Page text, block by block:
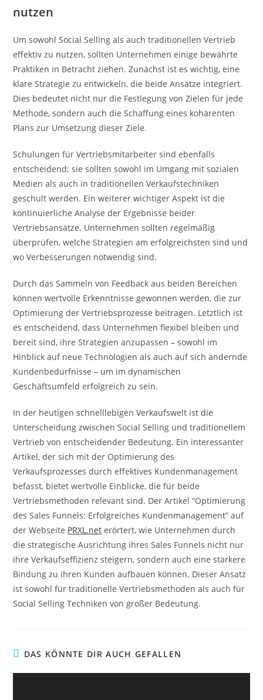
nutzen
Um sowohl Social Selling als auch traditionellen Vertrieb
effektiv zu nutzen, sollten Unternehmen einige bewährte
Praktiken in Betracht ziehen. Zunächst ist es wichtig, eine
klare Strategie zu entwickeln, die beide Ansätze integriert.
Dies bedeutet nicht nur die Festlegung von Zielen für jede
Methode, sondern auch die Schaffung eines kohärenten
Plans zur Umsetzung dieser Ziele.
Schulungen für Vertriebsmitarbeiter sind ebenfalls
entscheidend; sie sollten sowohl im Umgang mit sozialen
Medien als auch in traditionellen Verkaufstechniken
geschult werden. Ein weiterer wichtiger Aspekt ist die
kontinuierliche Analyse der Ergebnisse beider
Vertriebsansätze. Unternehmen sollten regelmäßig
überprüfen, welche Strategien am erfolgreichsten sind und
wo Verbesserungen notwendig sind.
Durch das Sammeln von Feedback aus beiden Bereichen
können wertvolle Erkenntnisse gewonnen werden, die zur
Optimierung der Vertriebsprozesse beitragen. Letztlich ist
es entscheidend, dass Unternehmen flexibel bleiben und
bereit sind, ihre Strategien anzupassen – sowohl im
Hinblick auf neue Technologien als auch auf sich ändernde
Kundenbedürfnisse – um im dynamischen
Geschäftsumfeld erfolgreich zu sein.
In der heutigen schnelllebigen Verkaufswelt ist die
Unterscheidung zwischen Social Selling und traditionellem
Vertrieb von entscheidender Bedeutung. Ein interessanter
Artikel, der sich mit der Optimierung des
Verkaufsprozesses durch effektives Kundenmanagement
befasst, bietet wertvolle Einblicke, die für beide
Vertriebsmethoden relevant sind. Der Artikel “Optimierung
des Sales Funnels: Erfolgreiches Kundenmanagement” auf
der Webseite PRXL.net erörtert, wie Unternehmen durch
die strategische Ausrichtung ihres Sales Funnels nicht nur
ihre Verkaufseffizienz steigern, sondern auch eine stärkere
Bindung zu ihren Kunden aufbauen können. Dieser Ansatz
ist sowohl für traditionelle Vertriebsmethoden als auch für
Social Selling Techniken von großer Bedeutung.
DAS KÖNNTE DIR AUCH GEFALLEN